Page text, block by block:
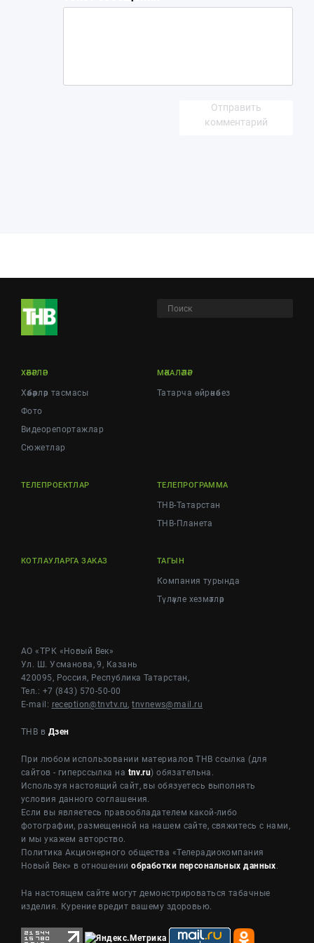
Отправить
комментарий
ХӘБӘРЛӘР
Хәбәрләр тасмасы
Фото
Видеорепортажлар
Cюжетлар
МӘКАЛӘЛӘР
Татарча өйрәнәбез
ТЕЛЕПРОЕКТЛАР ТЕЛЕПРОГРАММА
ТНВ-Татарстан
ТНВ-Планета
КОТЛАУЛАРГА ЗАКАЗ ТАГЫН
Компания турында
Түләүле хезмәтләр
АО «ТРК «Новый Век»
Ул. Ш. Усманова, 9, Казань
420095, Россия, Республика Татарстан,
Тел.: +7 (843) 570-50-00
E-mail: reception@tnvtv.ru,tnvnews@mail.ru
ТНВ в Дзен
При любом использовании материалов ТНВ ссылка (для
сайтов - гиперссылка на tnv.ru) обязательна.
Используя настоящий сайт, вы обязуетесь выполнять
условия данного соглашения.
Если вы являетесь правообладателем какой-либо
фотографии, размещенной на нашем сайте, свяжитесь с нами,
и мы укажем авторство.
Политика Акционерного общества «Телерадиокомпания
Новый Век» в отношенииобработки персональных данных.
На настоящем сайте могут демонстрироваться табачные
изделия. Курение вредит вашему здоровью.